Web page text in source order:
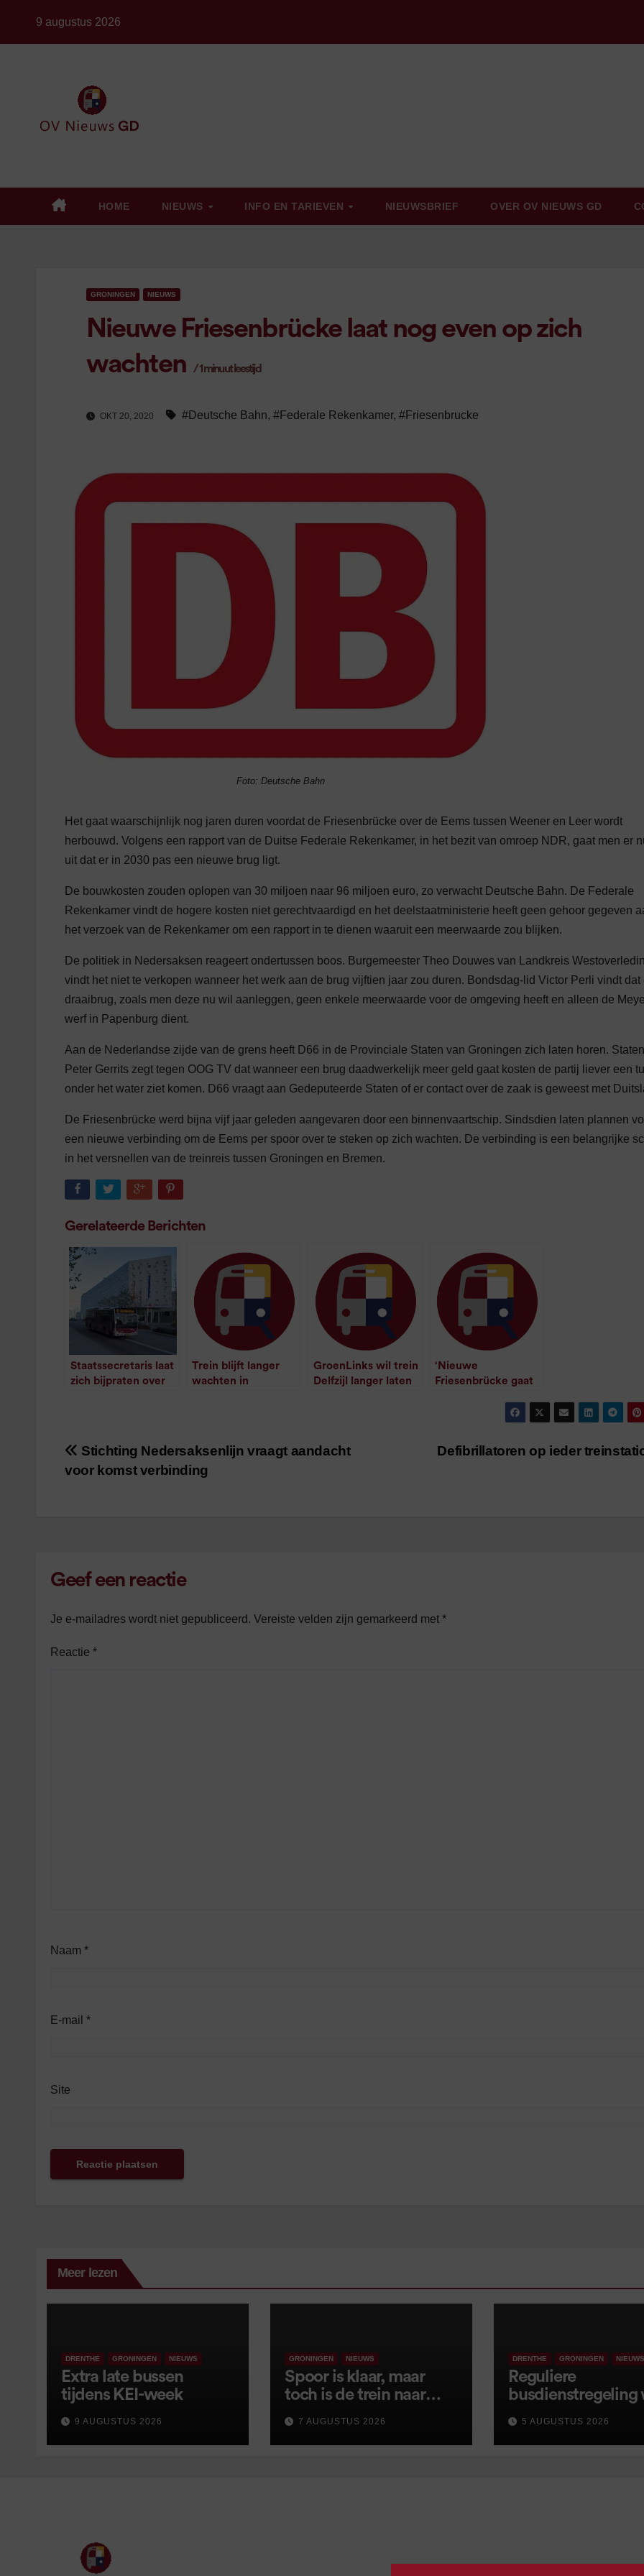
9 augustus 2026
HOME NIEUWS INFO EN TARIEVEN NIEUWSBRIEF OVER OV NIEUWS GD
GRONINGEN NIEUWS
Nieuwe Friesenbrücke laat nog even op zich
wachten
/1 minuut leestijd
OKT 20, 2020 #Deutsche Bahn, #Federale Rekenkamer, #Friesenbrucke
Foto: Deutsche Bahn
Het gaat waarschijnlijk nog jaren duren voordat de Friesenbrücke over de Eems tussen Weener en Leer wordt
herbouwd. Volgens een rapport van de Duitse Federale Rekenkamer, in het bezit van omroep NDR, gaat men er
uit dat er in 2030 pas een nieuwe brug ligt.
De bouwkosten zouden oplopen van 30 miljoen naar 96 miljoen euro, zo verwacht Deutsche Bahn. De Federale
Rekenkamer vindt de hogere kosten niet gerechtvaardigd en het deelstaatministerie heeft geen gehoor gegeven
het verzoek van de Rekenkamer om een rapport in te dienen waaruit een meerwaarde zou blijken.
De politiek in Nedersaksen reageert ondertussen boos. Burgemeester Theo Douwes van Landkreis
vindt het niet te verkopen wanneer het werk aan de brug vijftien jaar zou duren. Bondsdag-lid Victor Perli vindt dat
draaibrug, zoals men deze nu wil aanleggen, geen enkele meerwaarde voor de omgeving heeft en alleen de
werf in Papenburg dient.
Aan de Nederlandse zijde van de grens heeft D66 in de Provinciale Staten van Groningen zich laten horen.
Peter Gerrits zegt tegen OOG TV dat wanneer een brug daadwerkelijk meer geld gaat kosten de partij liever een
onder het water ziet komen. D66 vraagt aan Gedeputeerde Staten of er contact over de zaak is geweest met
De Friesenbrücke werd bijna vijf jaar geleden aangevaren door een binnenvaartschip. Sindsdien laten plannen
een nieuwe verbinding om de Eems per spoor over te steken op zich wachten. De verbinding is een belangrijke
in het versnellen van de treinreis tussen Groningen en Bremen.
Gerelateerde Berichten
Staatssecretaris laat
zich bijpraten over
Trein blijft langer
wachten in
GroenLinks wil trein
Delfzijl langer laten
‘Nieuwe
Friesenbrücke gaat
minuut leestijd
Bericht
Defibrillatoren op ieder
Stichting Nedersaksenlijn vraagt aandacht
voor komst verbinding
Geef een reactie
Je e-mailadres wordt niet gepubliceerd. Vereiste velden zijn gemarkeerd met *
Reactie *
Naam *
E-mail *
Site
Meer lezen
DRENTHE GRONINGEN NIEUWS
Extra late bussen
tijdens KEI-week
9 AUGUSTUS 2026
GRONINGEN NIEUWS
Spoor is klaar, maar
toch is de trein naar
Leer opnieuw vertraagd
7 AUGUSTUS 2026
DRENTHE GRONINGEN NIEUWS
Reguliere
busdienstregeling
van start, met
wijzigingen
5 AUGUSTUS 2026